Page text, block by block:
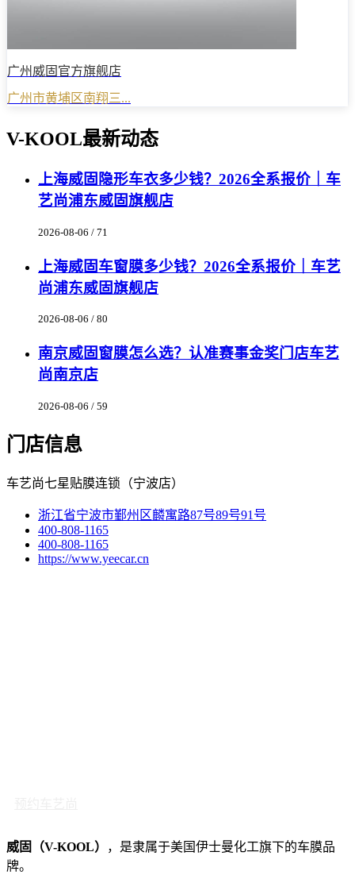
广州威固官方旗舰店
广州市黄埔区南翔三...
V-KOOL最新动态
上海威固隐形车衣多少钱？2026全系报价｜车
艺尚浦东威固旗舰店
2026-08-06 / 71
上海威固车窗膜多少钱？2026全系报价｜车艺
尚浦东威固旗舰店
2026-08-06 / 80
南京威固窗膜怎么选？认准赛事金奖门店车艺
尚南京店
2026-08-06 / 59
门店信息
车艺尚七星贴膜连锁（宁波店）
浙江省宁波市鄞州区麟寓路87号89号91号
400-808-1165
400-808-1165
https://www.yeecar.cn
威固（V-KOOL）
，是隶属于美国伊士曼化工旗下的车膜品
牌。